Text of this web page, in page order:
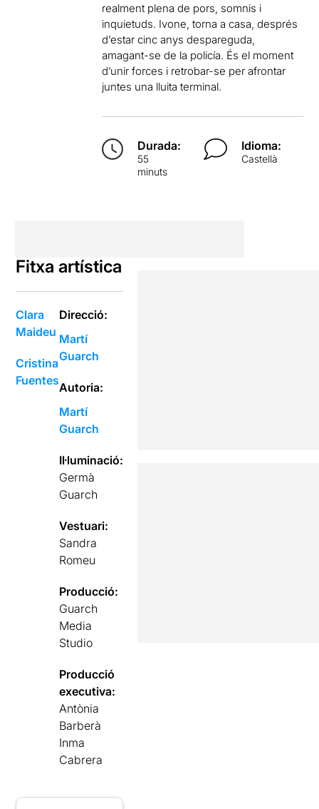
realment plena de pors, somnis i
inquietuds. Ivone, torna a casa, després
d’estar cinc anys despareguda,
amagant-se de la policía. És el moment
d’unir forces i retrobar-se per afrontar
juntes una lluita terminal.
Durada:
55
minuts
Idioma:
Castellà
Fitxa artística
Clara
Maideu
Cristina
Fuentes
Direcció:
Martí
Guarch
Autoria:
Martí
Guarch
Il·luminació:
Germà
Guarch
Vestuari:
Sandra
Romeu
Producció:
Guarch
Media
Studio
Producció
executiva:
Antònia
Barberà
Inma
Cabrera